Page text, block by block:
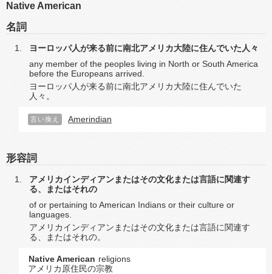
Native American
名詞
ヨーロッパ人が来る前に南北アメリカ大陸に住んでいた人々
any member of the peoples living in North or South America
before the Europeans arrived.
ヨーロッパ人が来る前に南北アメリカ大陸に住んでいた
人々。
言い換え Amerindian
形容詞
アメリカインディアンまたはその文化または言語に関連す
る、またはそれの
of or pertaining to American Indians or their culture or
languages.
アメリカインディアンまたはその文化または言語に関連す
る、またはそれの。
Native American religions
アメリカ原住民の宗教